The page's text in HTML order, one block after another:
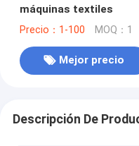
máquinas textiles
Precio：1-100 MOQ：1
Mejor precio
Descripción De